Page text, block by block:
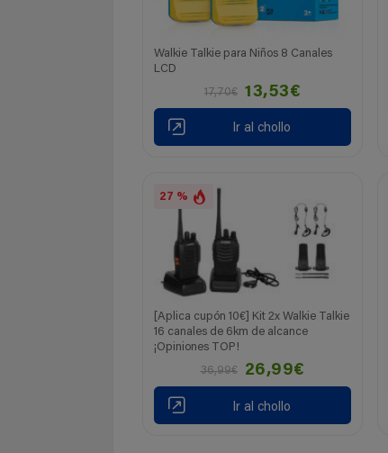
Walkie Talkie para Niños 8 Canales
LCD
17,70€
13,53€
Ir al chollo
27 %
[Aplica cupón 10€] Kit 2x Walkie Talkie
16 canales de 6km de alcance
¡Opiniones TOP!
36,99€
26,99€
Ir al chollo